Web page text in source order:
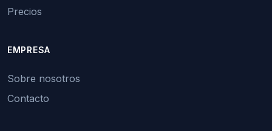
Precios
EMPRESA
Sobre nosotros
Contacto